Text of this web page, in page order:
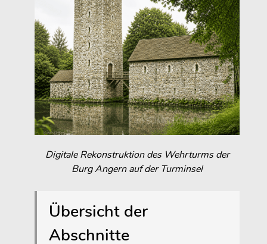
Digitale Rekonstruktion des Wehrturms der
Burg Angern auf der Turminsel
Übersicht der
Abschnitte